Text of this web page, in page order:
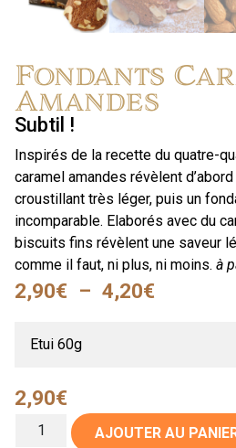
Fondants
Amandes
Subtil !
Inspirés de la recette du quatre-
caramel amandes révèlent
croustillant très léger, puis un
incomparable. Elaborés avec du
biscuits fins révèlent une saveur
comme il faut, ni plus, ni moins. à
2,90€ – 4,20€
2,90€
AJOUTER AU